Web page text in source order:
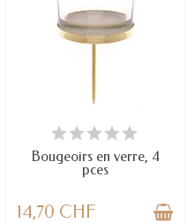
EN STOCK
Bougeoirs en verre, 4
pces
14,70 CHF